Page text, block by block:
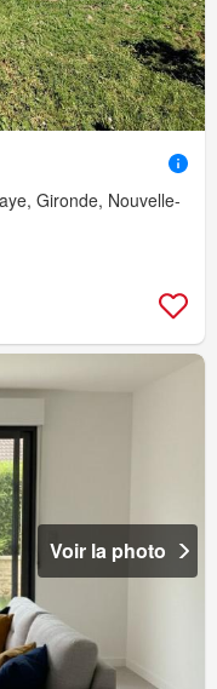
Gironde, Nouvelle-
Voir la photo